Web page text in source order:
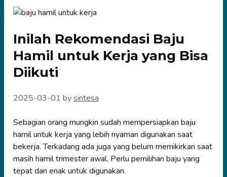
Inilah Rekomendasi Baju
Hamil untuk Kerja yang Bisa
Diikuti
2025-03-01 bysintesa
Sebagian orang mungkin sudah mempersiapkan baju
hamil untuk kerja yang lebih nyaman digunakan saat
bekerja. Terkadang ada juga yang belum memikirkan saat
masih hamil trimester awal. Perlu pemilihan baju yang
tepat dan enak untuk digunakan.